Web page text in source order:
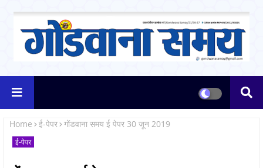
Home ई-पेपर गोंडवाना समय ई पेपर 30 जून 2019
ई-पेपर